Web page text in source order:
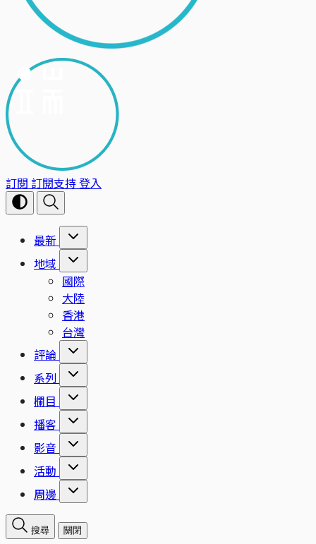
訂閱 訂閱支持登入
最新
地域
國際
大陸
香港
台灣
評論
系列
欄目
播客
影音
活動
周邊
搜尋 關閉